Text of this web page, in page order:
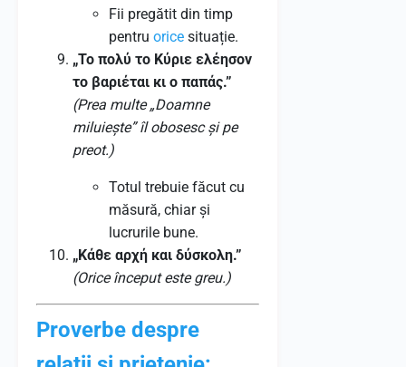
Fii pregătit din timp
pentru orice situație.
„Το πολύ το Κύριε ελέησον
το βαριέται κι ο παπάς.”
(Prea multe „Doamne
miluiește” îl obosesc și pe
preot.)
Totul trebuie făcut cu
măsură, chiar și
lucrurile bune.
„Κάθε αρχή και δύσκολη.”
(Orice început este greu.)
Proverbe despre